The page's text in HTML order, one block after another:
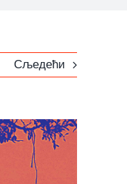
Сљедећи